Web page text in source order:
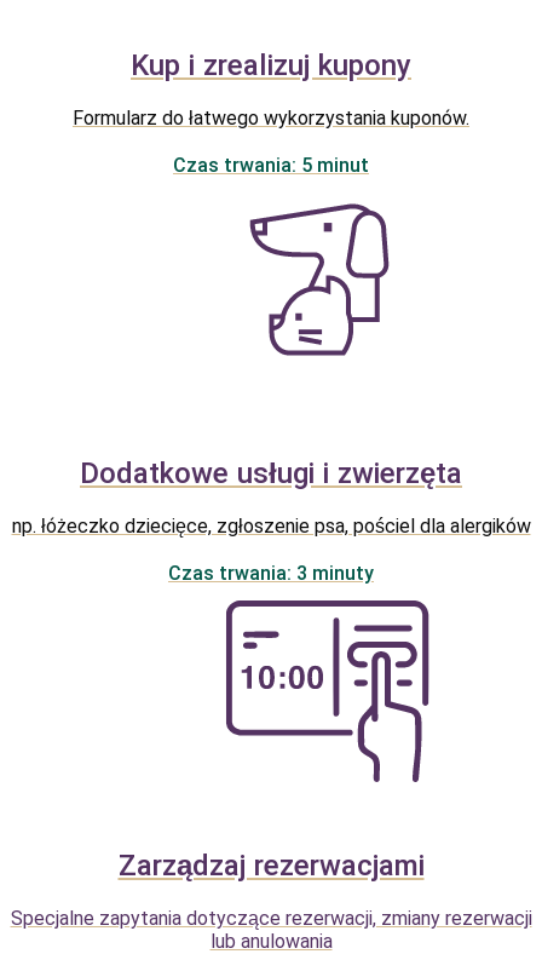
Kup i zrealizuj kupony
Formularz do łatwego wykorzystania kuponów.
Czas trwania: 5 minut
Dodatkowe usługi i zwierzęta
np. łóżeczko dziecięce, zgłoszenie psa, pościel dla alergików
Czas trwania: 3 minuty
Zarządzaj rezerwacjami
Specjalne zapytania dotyczące rezerwacji, zmiany rezerwacji
lub anulowania